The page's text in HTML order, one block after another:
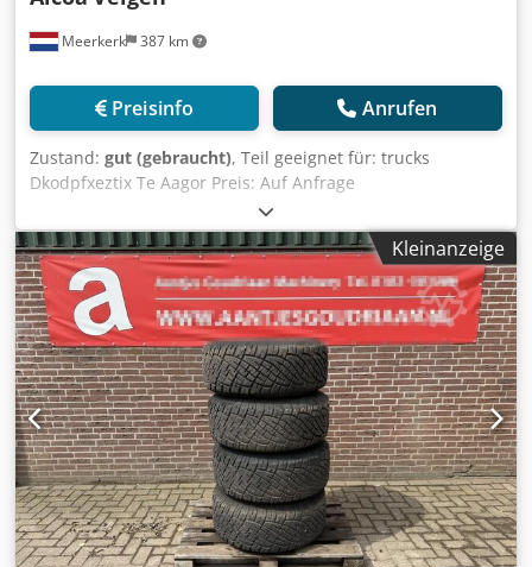
Meerkerk 387 km
Preisinfo Anrufen
Zustand: gut (gebraucht), Teil geeignet für: trucks
Dkodpfxeztix Te Aagor Preis: Auf Anfrage
Mehrwertsteuer/Differenzbesteuerung: Mehrwertsteuer
abzugsfähig Typennummer: 892523DB
Kleinanzeige